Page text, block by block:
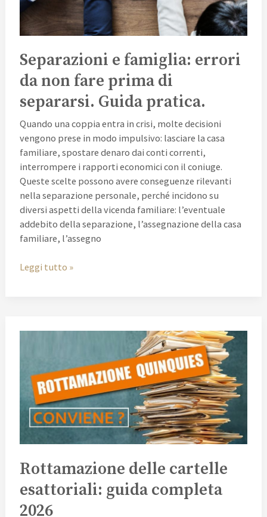
Separazioni e famiglia: errori
da non fare prima di
separarsi. Guida pratica.
Quando una coppia entra in crisi, molte decisioni
vengono prese in modo impulsivo: lasciare la casa
familiare, spostare denaro dai conti correnti,
interrompere i rapporti economici con il coniuge.
Queste scelte possono avere conseguenze rilevanti
nella separazione personale, perché incidono su
diversi aspetti della vicenda familiare: l’eventuale
addebito della separazione, l’assegnazione della casa
familiare, l’assegno
Leggi tutto »
Rottamazione delle cartelle
esattoriali: guida completa
2026
esattoriali:
guida
completa
2026